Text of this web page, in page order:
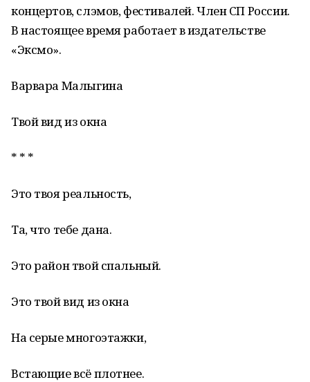
концертов, слэмов, фестивалей. Член СП России.
В настоящее время работает в издательстве
«Эксмо».
Варвара Малыгина
Твой вид из окна
* * *
Это твоя реальность,
Та, что тебе дана.
Это район твой спальный.
Это твой вид из окна
На серые многоэтажки,
Встающие всё плотнее.